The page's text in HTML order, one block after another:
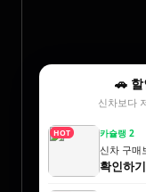
🚗
신차보다
HOT 카슐랭 2
신차 구매
확인하기